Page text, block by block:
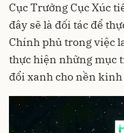
Cục Trưởng Cục Xúc
đây sẽ là đối tác để
Chính phủ trong việc
thực hiện những mục
đổi xanh cho nền kinh